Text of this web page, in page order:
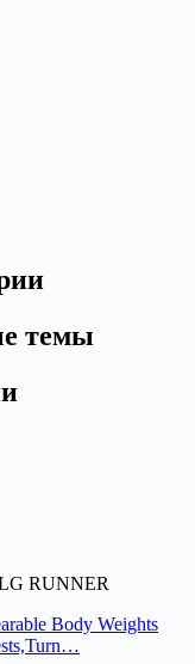
темы
RUNNER
Body Weights